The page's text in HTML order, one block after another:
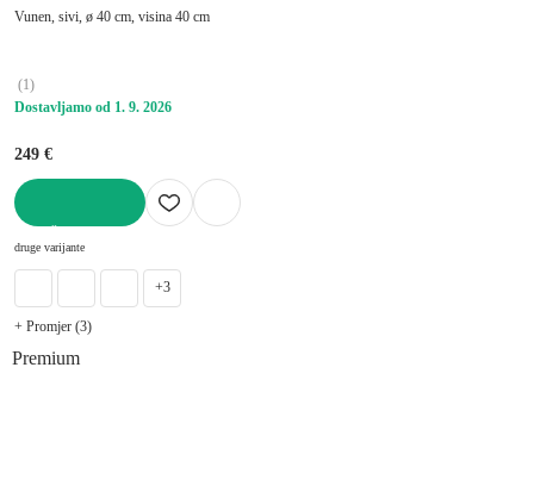
Vunen, sivi, ø 40 cm, visina 40 cm
(1)
Dostavljamo od 1. 9. 2026
249 €
druge varijante
+3
+ Promjer (3)
Premium